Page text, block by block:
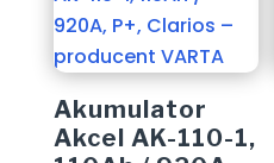
Akumulator
Akcel AK-110-1,